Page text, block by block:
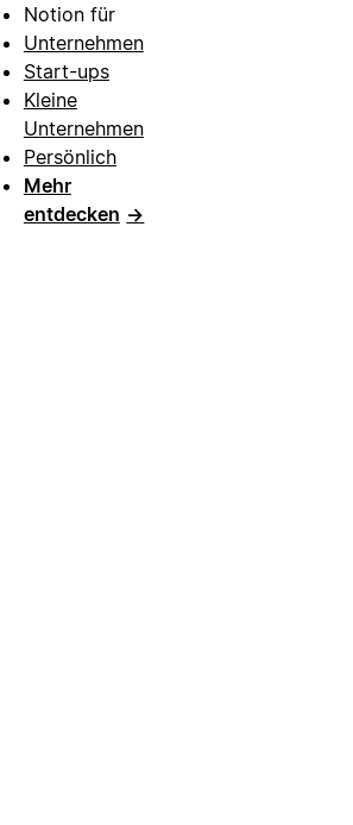
Notion für
Unternehmen
Start-ups
Kleine
Unternehmen
Persönlich
Mehr
entdecken →